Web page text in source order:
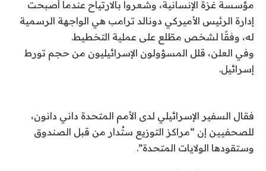
مؤسسة غزة الإنسانية، وشعروا بالارتياح عندما أصبحت
إدارة الرئيس الأميركي دونالد ترامب هي الواجهة الرسمية
له، وفقًا لشخص مطّلع على عملية التخطيط.
وفي العلن، قلل المسؤولون الإسرائيليون من حجم تورط
إسرائيل.
فقال السفير الإسرائيلي لدى الأمم المتحدة داني دانون،
للصحفيين إن “مراكز التوزيع ستُدار من قبل الصندوق
وستقودها الولايات المتحدة”.